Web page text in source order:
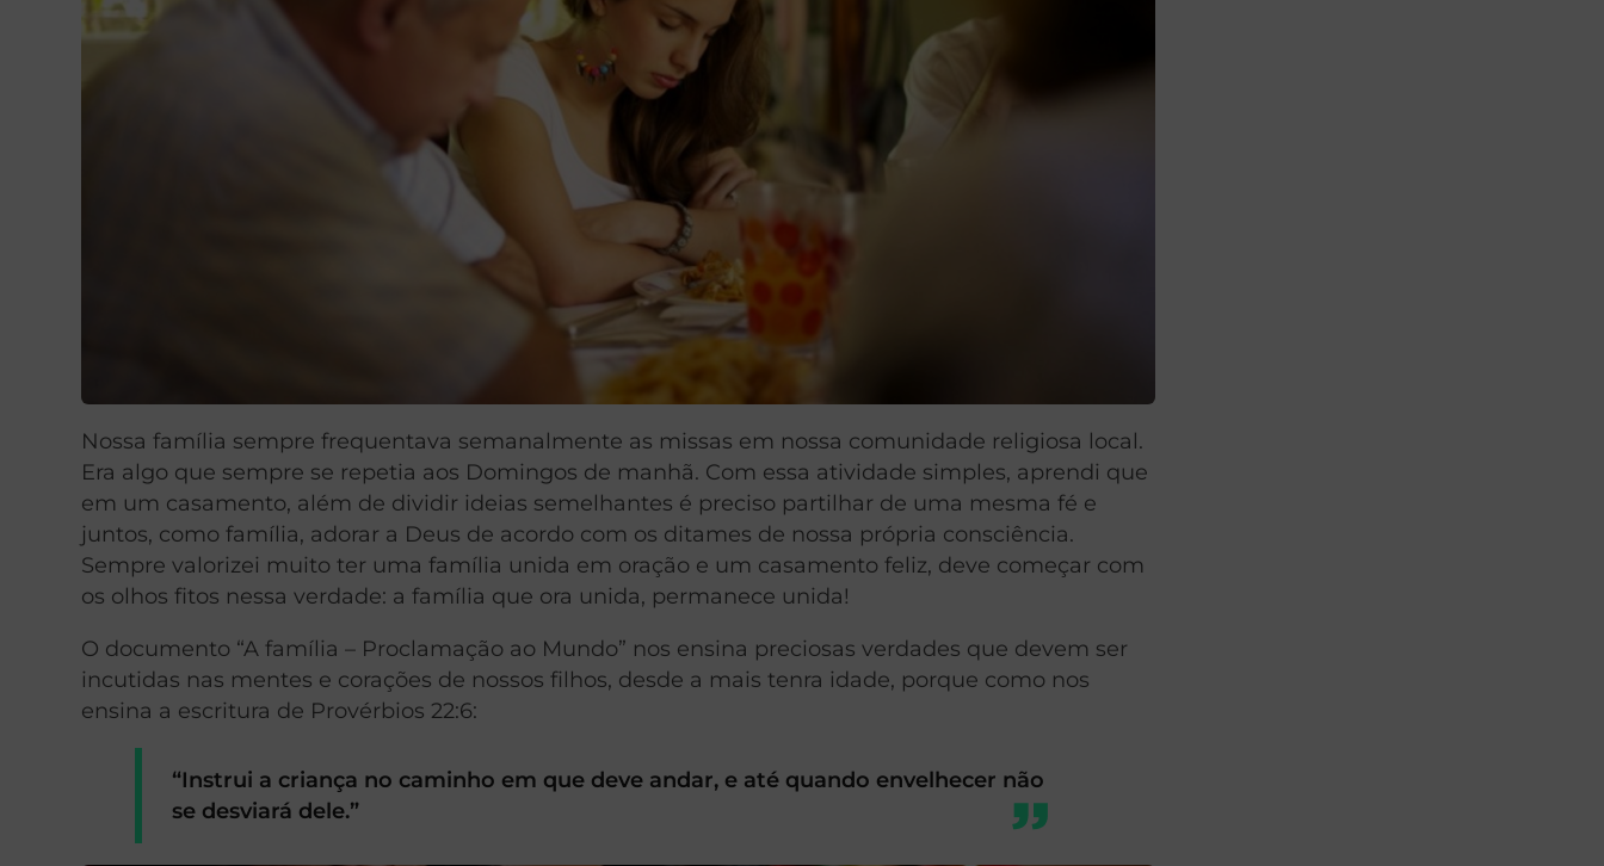
Nossa família sempre frequentava semanalmente as missas em nossa comunidade religiosa local.
Era algo que sempre se repetia aos Domingos de manhã. Com essa atividade simples, aprendi que
em um casamento, além de dividir ideias semelhantes é preciso partilhar de uma mesma fé e
juntos, como família, adorar a Deus de acordo com os ditames de nossa própria consciência.
Sempre valorizei muito ter uma família unida em oração e um casamento feliz, deve começar com
os olhos fitos nessa verdade: a família que ora unida, permanece unida!
O documento “A família – Proclamação ao Mundo” nos ensina preciosas verdades que devem ser
incutidas nas mentes e corações de nossos filhos, desde a mais tenra idade, porque como nos
ensina a escritura de Provérbios 22:6:
“Instrui a criança no caminho em que deve andar, e até quando envelhecer não
se desviará dele.”